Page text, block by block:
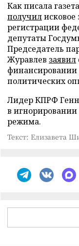
Как писала
получилисковое
регистрации
депутаты
Председатель
Журавлев заявил
политических
Лидер КПРФ
в
режима.
Текст: Елизавета